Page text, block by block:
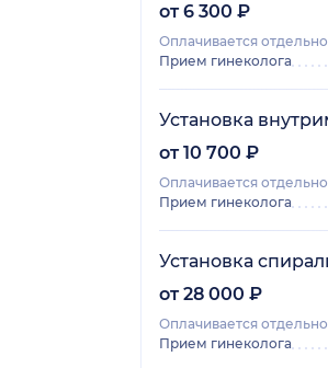
от 6 300 ₽
Оплачивается
Прием гинеколога
Установка
от 10 700 ₽
Оплачивается
Прием гинеколога
Установка
от 28 000 ₽
Оплачивается
Прием гинеколога